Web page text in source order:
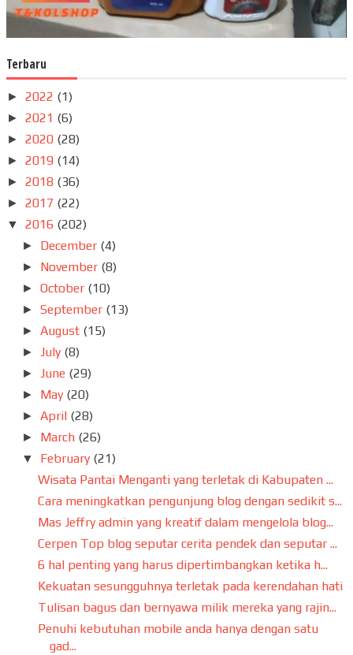
Terbaru
► 2022 (1)
► 2021 (6)
► 2020 (28)
► 2019 (14)
► 2018 (36)
► 2017 (22)
▼ 2016 (202)
► December (4)
► November (8)
►October (10)
►September (13)
►August (15)
► July (8)
► June (29)
► May (20)
►April (28)
► March (26)
▼ February (21)
Wisata Pantai Menganti yang terletak di Kabupaten ...
Cara meningkatkan pengunjung blog dengan sedikit s...
Mas Jeffry admin yang kreatif dalam mengelola blog...
Cerpen Top blog seputar cerita pendek dan seputar ...
6 hal penting yang harus dipertimbangkan ketika h...
Kekuatan sesungguhnya terletak pada kerendahan hati
Tulisan bagus dan bernyawa milik mereka yang rajin...
Penuhi kebutuhan mobile anda hanya dengan satu
gad...